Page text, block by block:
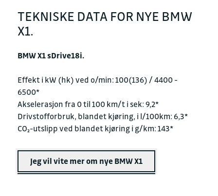
TEKNISKE DATA FOR NYE BMW
X1.
BMW X1 sDrive18i.
Effekt i kW (hk) ved o/min: 100(136) / 4400 -
6500*
Akselerasjon fra 0 til 100 km/t i sek: 9,2*
Drivstofforbruk, blandet kjøring, i l/100km: 6,3*
CO₂-utslipp ved blandet kjøring i g/km: 143*
Jeg vil vite mer om nye BMW X1